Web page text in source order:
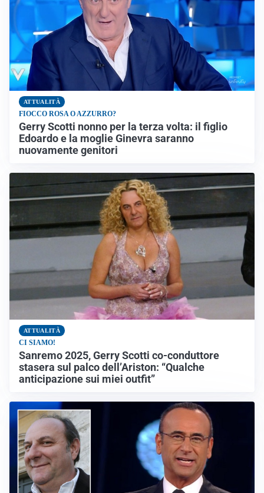
ATTUALITÀ
FIOCCO ROSA O AZZURRO?
Gerry Scotti nonno per la terza volta: il figlio
Edoardo e la moglie Ginevra saranno
nuovamente genitori
ATTUALITÀ
CI SIAMO!
Sanremo 2025, Gerry Scotti co-conduttore
stasera sul palco dell’Ariston: “Qualche
anticipazione sui miei outfit”